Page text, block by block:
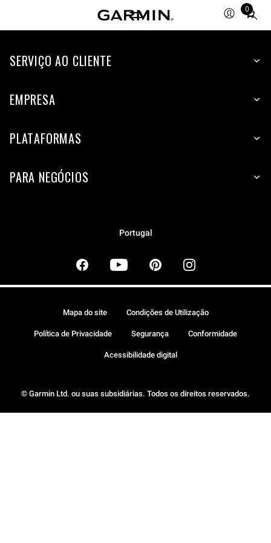
0
Total
items
cart:
SERVIÇO AO CLIENTE
EMPRESA
PLATAFORMAS
PARA NEGÓCIOS
Portugal
© Garmin Ltd. ou suas subsidiárias. Todos os direitos reservados.
Mapa do site Condições de Utilização
Política de Privacidade Segurança Conformidade
Acessibilidade digital